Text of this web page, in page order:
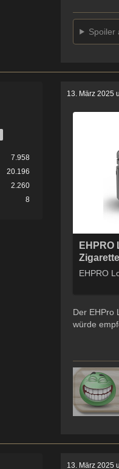
Spoiler
7.958
20.196
2.260
8
13. März 2025
EHPRO
EHPRO
Der EHPro
würde
13. März 2025